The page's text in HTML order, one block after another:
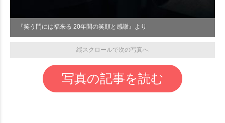
『笑う門には福来る 20年間の笑顔と感謝』より
縦スクロールで次の写真へ
写真の記事を読む